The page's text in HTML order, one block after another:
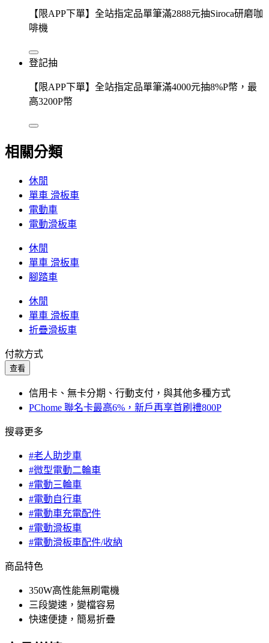
【限APP下單】全站指定品單筆滿2888元抽Siroca研磨咖
啡機
登記抽
【限APP下單】全站指定品單筆滿4000元抽8%P幣，最
高3200P幣
相關分類
休閒
單車 滑板車
電動車
電動滑板車
休閒
單車 滑板車
腳踏車
休閒
單車 滑板車
折疊滑板車
付款方式
查看
信用卡、無卡分期、行動支付，與其他多種方式
PChome 聯名卡最高6%，新戶再享首刷禮800P
搜尋更多
#老人助步車
#微型電動二輪車
#電動三輪車
#電動自行車
#電動車充電配件
#電動滑板車
#電動滑板車配件/收納
商品特色
350W高性能無刷電機
三段變速，變檔容易
快速便捷，簡易折疊